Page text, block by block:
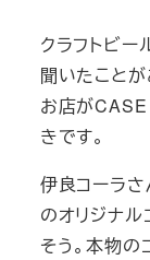
クラフトビー
聞いたことが
お店が
きです。
伊良コーラさ
のオリジナ
そう。本物の